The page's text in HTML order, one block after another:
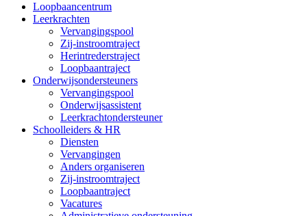
Loopbaancentrum
Leerkrachten
Vervangingspool
Zij-instroomtraject
Herintrederstraject
Loopbaantraject
Onderwijsondersteuners
Vervangingspool
Onderwijsassistent
Leerkrachtondersteuner
Schoolleiders & HR
Diensten
Vervangingen
Anders organiseren
Zij-instroomtraject
Loopbaantraject
Vacatures